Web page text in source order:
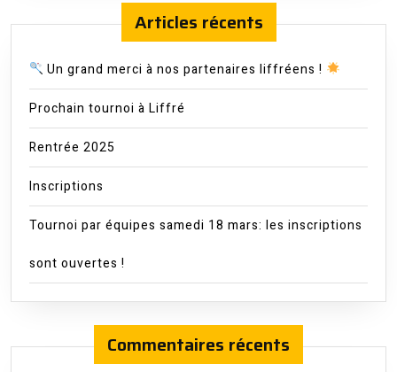
Articles récents
Un grand merci à nos partenaires liffréens !
Prochain tournoi à Liffré
Rentrée 2025
Inscriptions
Tournoi par équipes samedi 18 mars: les inscriptions
sont ouvertes !
Commentaires récents